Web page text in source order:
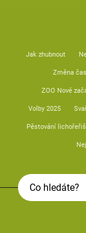
Jak zhubnout
Změna
ZOO Nové
Volby 2025
Pěstování